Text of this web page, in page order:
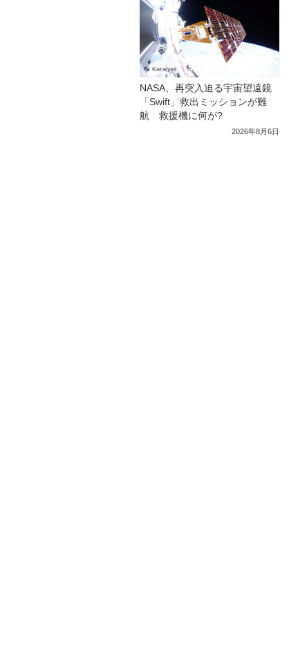
NASA、再突入迫る宇宙望遠鏡
「Swift」救出ミッションが難
航 救援機に何が?
2026年8月6日